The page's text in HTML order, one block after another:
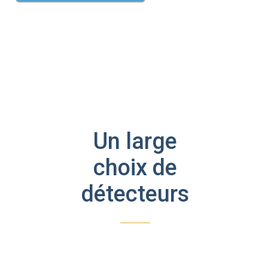
Un large
choix de
détecteurs